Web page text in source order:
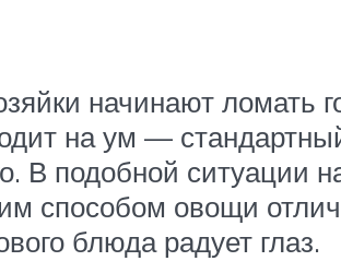
начинают ломать
на ум —
В подобной ситуации
способом овощи
блюда радует глаз.